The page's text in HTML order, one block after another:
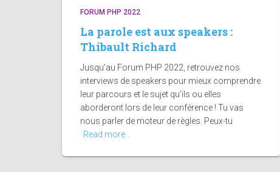
FORUM PHP 2022
La parole est aux speakers :
Thibault Richard
Jusqu’au Forum PHP 2022, retrouvez nos
interviews de speakers pour mieux comprendre
leur parcours et le sujet qu’ils ou elles
aborderont lors de leur conférence ! Tu vas
nous parler de moteur de règles. Peux-tu
Read more…